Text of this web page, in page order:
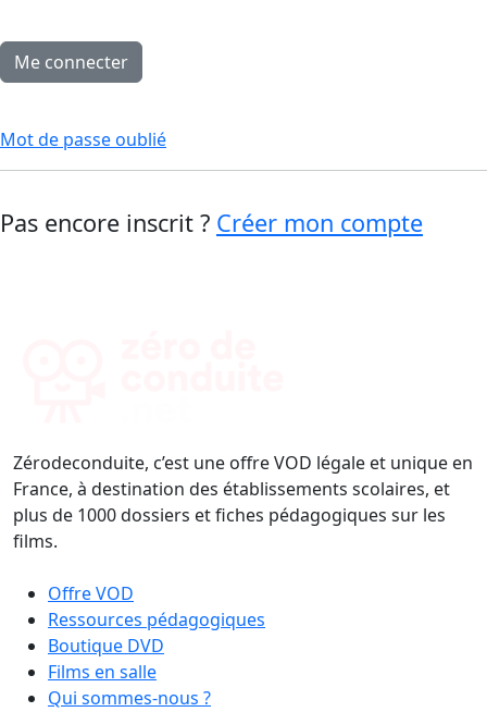
Mot de passe oublié
Pas encore inscrit ? Créer mon compte
Zérodeconduite, c’est une offre VOD légale et unique en
France, à destination des établissements scolaires, et
plus de 1000 dossiers et fiches pédagogiques sur les
films.
Offre VOD
Ressources pédagogiques
Boutique DVD
Films en salle
Qui sommes-nous ?